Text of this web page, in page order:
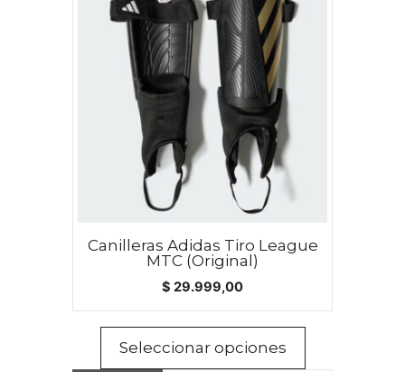
Canilleras Adidas Tiro League
MTC (Original)
$ 29.999,00
Seleccionar opciones
múltiples
variantes.
página